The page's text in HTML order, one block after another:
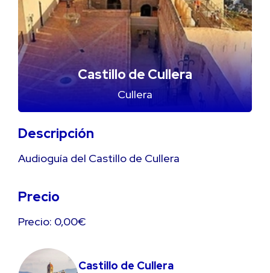
Castillo de Cullera
Cullera
Descripción
Audioguía del Castillo de Cullera
Precio
Precio: 0,00€
Castillo de Cullera